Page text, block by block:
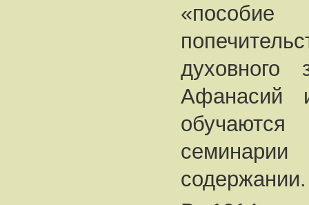
духовного
Афанасий
содержании.